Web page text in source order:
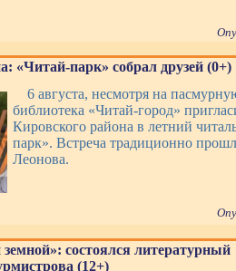
«Читай-парк» собрал друзей (0+)
6 августа, несмотря на
библиотека «Читай-город»
Кировского района в летний
парк». Встреча традиционно
Леонова.
состоялся литературный
(12+)